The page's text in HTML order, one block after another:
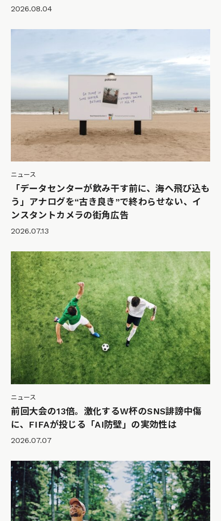
2026.08.04
ニュース
「データセンターが飲み干す前に、海へ飛び込も
う」アナログを“古き良き”で終わらせない、イ
ンスタントカメラの街角広告
2026.07.13
ニュース
前回大会の13倍。激化するW杯のSNS誹謗中傷
に、FIFAが投じる「AI防壁」の実効性は
2026.07.07